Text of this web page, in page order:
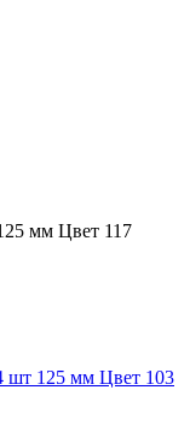
мм Цвет 117